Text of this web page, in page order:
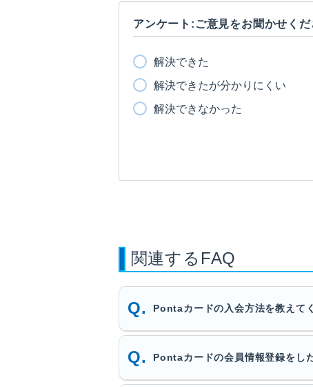
アンケート:ご意見をお聞かせくだ
解決できた
解決できたが分かりにくい
解決できなかった
関連するFAQ
Pontaカードの入会方法を教えて
Pontaカードの会員情報登録をし